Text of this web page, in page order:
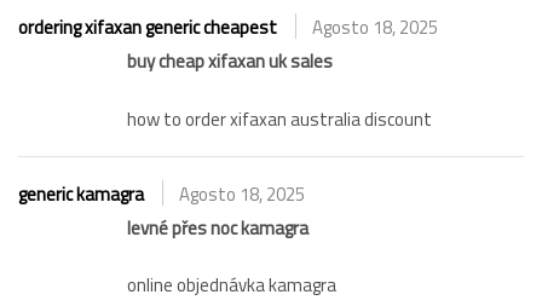
ordering xifaxan generic cheapest
Agosto 18, 2025
buy cheap xifaxan uk sales
how to order xifaxan australia discount
generic kamagra
Agosto 18, 2025
levné přes noc kamagra
online objednávka kamagra